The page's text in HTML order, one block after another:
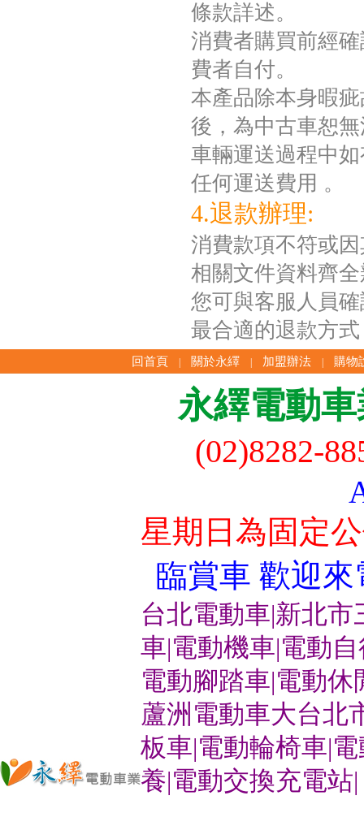
條款詳述。
消費者購買前經
費者自付。
本產品除本身暇
後，為中古車恕
車輛運送過程中
任何運送費用 。
4.退款辦理:
消費款項不符或
相關文件資料齊
您可與客服人員
最合適的退款方
回首頁 關於永繹 加盟辦法 購物
永繹電動
(02)8282-
星期日為固定
臨賞車 歡迎來
台北電動車|新北
車|電動機車|電動
電動腳踏車|電動休
蘆洲電動車大台北
板車|電動輪椅車|
養|電動交換充電站|